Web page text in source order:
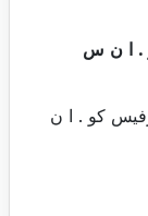
. ا ن س
كو . ا ن